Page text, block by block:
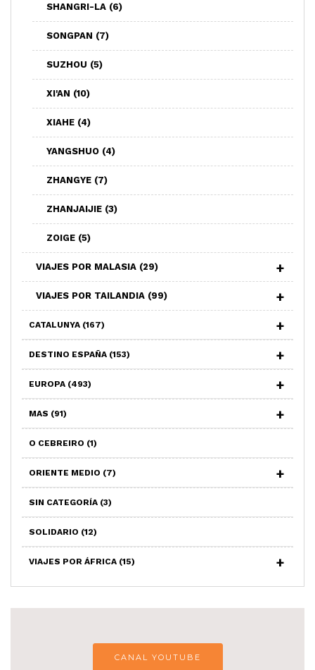
SHANGRI-LA (6)
SONGPAN (7)
SUZHOU (5)
XI'AN (10)
XIAHE (4)
YANGSHUO (4)
ZHANGYE (7)
ZHANJAIJIE (3)
ZOIGE (5)
VIAJES POR MALASIA (29)
VIAJES POR TAILANDIA (99)
CATALUNYA (167)
DESTINO ESPAÑA (153)
EUROPA (493)
MAS (91)
O CEBREIRO (1)
ORIENTE MEDIO (7)
SIN CATEGORÍA (3)
SOLIDARIO (12)
VIAJES POR ÁFRICA (15)
CANAL YOUTUBE